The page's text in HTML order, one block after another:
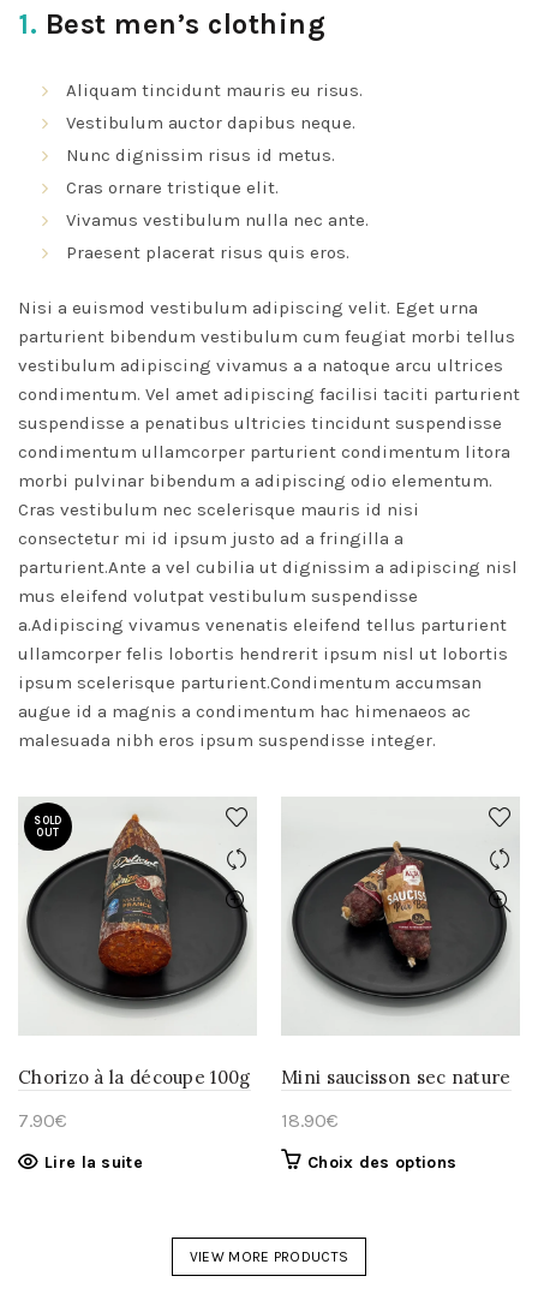
1. Best men’s clothing
Aliquam tincidunt mauris eu risus.
Vestibulum auctor dapibus neque.
Nunc dignissim risus id metus.
Cras ornare tristique elit.
Vivamus vestibulum nulla nec ante.
Praesent placerat risus quis eros.
Nisi a euismod vestibulum adipiscing velit. Eget urna
parturient bibendum vestibulum cum feugiat morbi tellus
vestibulum adipiscing vivamus a a natoque arcu ultrices
condimentum. Vel amet adipiscing facilisi taciti parturient
suspendisse a penatibus ultricies tincidunt suspendisse
condimentum ullamcorper parturient condimentum litora
morbi pulvinar bibendum a adipiscing odio elementum.
Cras vestibulum nec scelerisque mauris id nisi
consectetur mi id ipsum justo ad a fringilla a
parturient.Ante a vel cubilia ut dignissim a adipiscing nisl
mus eleifend volutpat vestibulum suspendisse
a.Adipiscing vivamus venenatis eleifend tellus parturient
ullamcorper felis lobortis hendrerit ipsum nisl ut lobortis
ipsum scelerisque parturient.Condimentum accumsan
augue id a magnis a condimentum hac himenaeos ac
malesuada nibh eros ipsum suspendisse integer.
SOLD
OUT
Chorizo à la découpe 100g
7.90€
Lire la suite
Mini saucisson sec nature
18.90€
Choix des options
VIEW MORE PRODUCTS